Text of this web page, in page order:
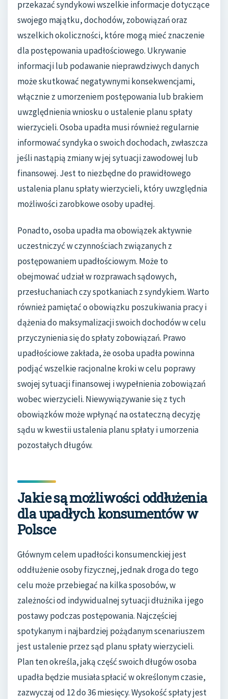
przekazać syndykowi wszelkie informacje dotyczące
swojego majątku, dochodów, zobowiązań oraz
wszelkich okoliczności, które mogą mieć znaczenie
dla postępowania upadłościowego. Ukrywanie
informacji lub podawanie nieprawdziwych danych
może skutkować negatywnymi konsekwencjami,
włącznie z umorzeniem postępowania lub brakiem
uwzględnienia wniosku o ustalenie planu spłaty
wierzycieli. Osoba upadła musi również regularnie
informować syndyka o swoich dochodach, zwłaszcza
jeśli nastąpią zmiany w jej sytuacji zawodowej lub
finansowej. Jest to niezbędne do prawidłowego
ustalenia planu spłaty wierzycieli, który uwzględnia
możliwości zarobkowe osoby upadłej.
Ponadto, osoba upadła ma obowiązek aktywnie
uczestniczyć w czynnościach związanych z
postępowaniem upadłościowym. Może to
obejmować udział w rozprawach sądowych,
przesłuchaniach czy spotkaniach z syndykiem. Warto
również pamiętać o obowiązku poszukiwania pracy i
dążenia do maksymalizacji swoich dochodów w celu
przyczynienia się do spłaty zobowiązań. Prawo
upadłościowe zakłada, że osoba upadła powinna
podjąć wszelkie racjonalne kroki w celu poprawy
swojej sytuacji finansowej i wypełnienia zobowiązań
wobec wierzycieli. Niewywiązywanie się z tych
obowiązków może wpłynąć na ostateczną decyzję
sądu w kwestii ustalenia planu spłaty i umorzenia
pozostałych długów.
Jakie są możliwości oddłużenia
dla upadłych konsumentów w
Polsce
Głównym celem upadłości konsumenckiej jest
oddłużenie osoby fizycznej, jednak droga do tego
celu może przebiegać na kilka sposobów, w
zależności od indywidualnej sytuacji dłużnika i jego
postawy podczas postępowania. Najczęściej
spotykanym i najbardziej pożądanym scenariuszem
jest ustalenie przez sąd planu spłaty wierzycieli.
Plan ten określa, jaką część swoich długów osoba
upadła będzie musiała spłacić w określonym czasie,
zazwyczaj od 12 do 36 miesięcy. Wysokość spłaty jest